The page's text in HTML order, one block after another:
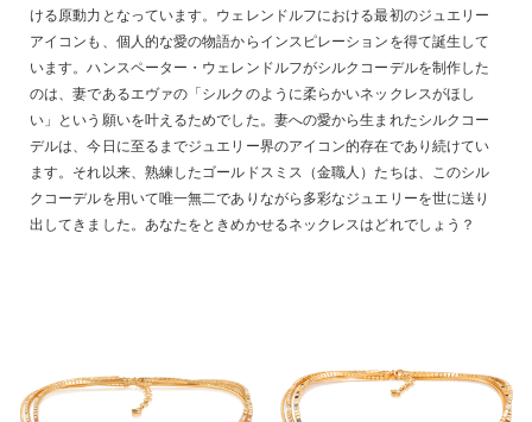
ける原動力となっています。ウェレンドルフにおける最初のジュエリー
アイコンも、個人的な愛の物語からインスピレーションを得て誕生して
います。ハンスペーター・ウェレンドルフがシルクコーデルを制作した
のは、妻であるエヴァの「シルクのように柔らかいネックレスがほし
い」という願いを叶えるためでした。妻への愛から生まれたシルクコー
デルは、今日に至るまでジュエリー界のアイコン的存在であり続けてい
ます。それ以来、熟練したゴールドスミス（金職人）たちは、このシル
クコーデルを用いて唯一無二でありながら多彩なジュエリーを世に送り
出してきました。あなたをときめかせるネックレスはどれでしょう？